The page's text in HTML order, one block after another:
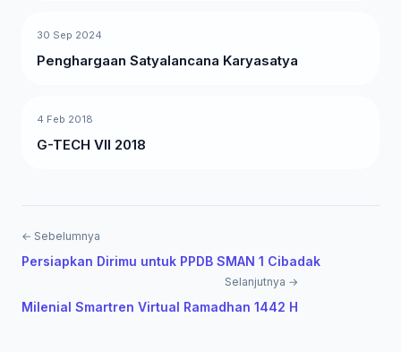
30 Sep 2024
Penghargaan Satyalancana Karyasatya
4 Feb 2018
G-TECH VII 2018
← Sebelumnya
Persiapkan Dirimu untuk PPDB SMAN 1 Cibadak
Selanjutnya →
Milenial Smartren Virtual Ramadhan 1442 H